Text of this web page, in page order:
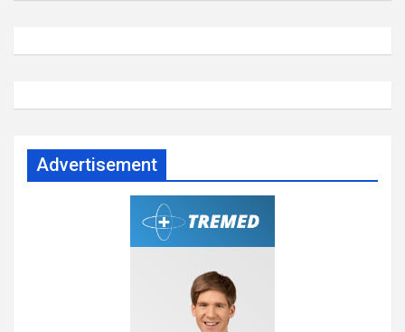
Advertisement